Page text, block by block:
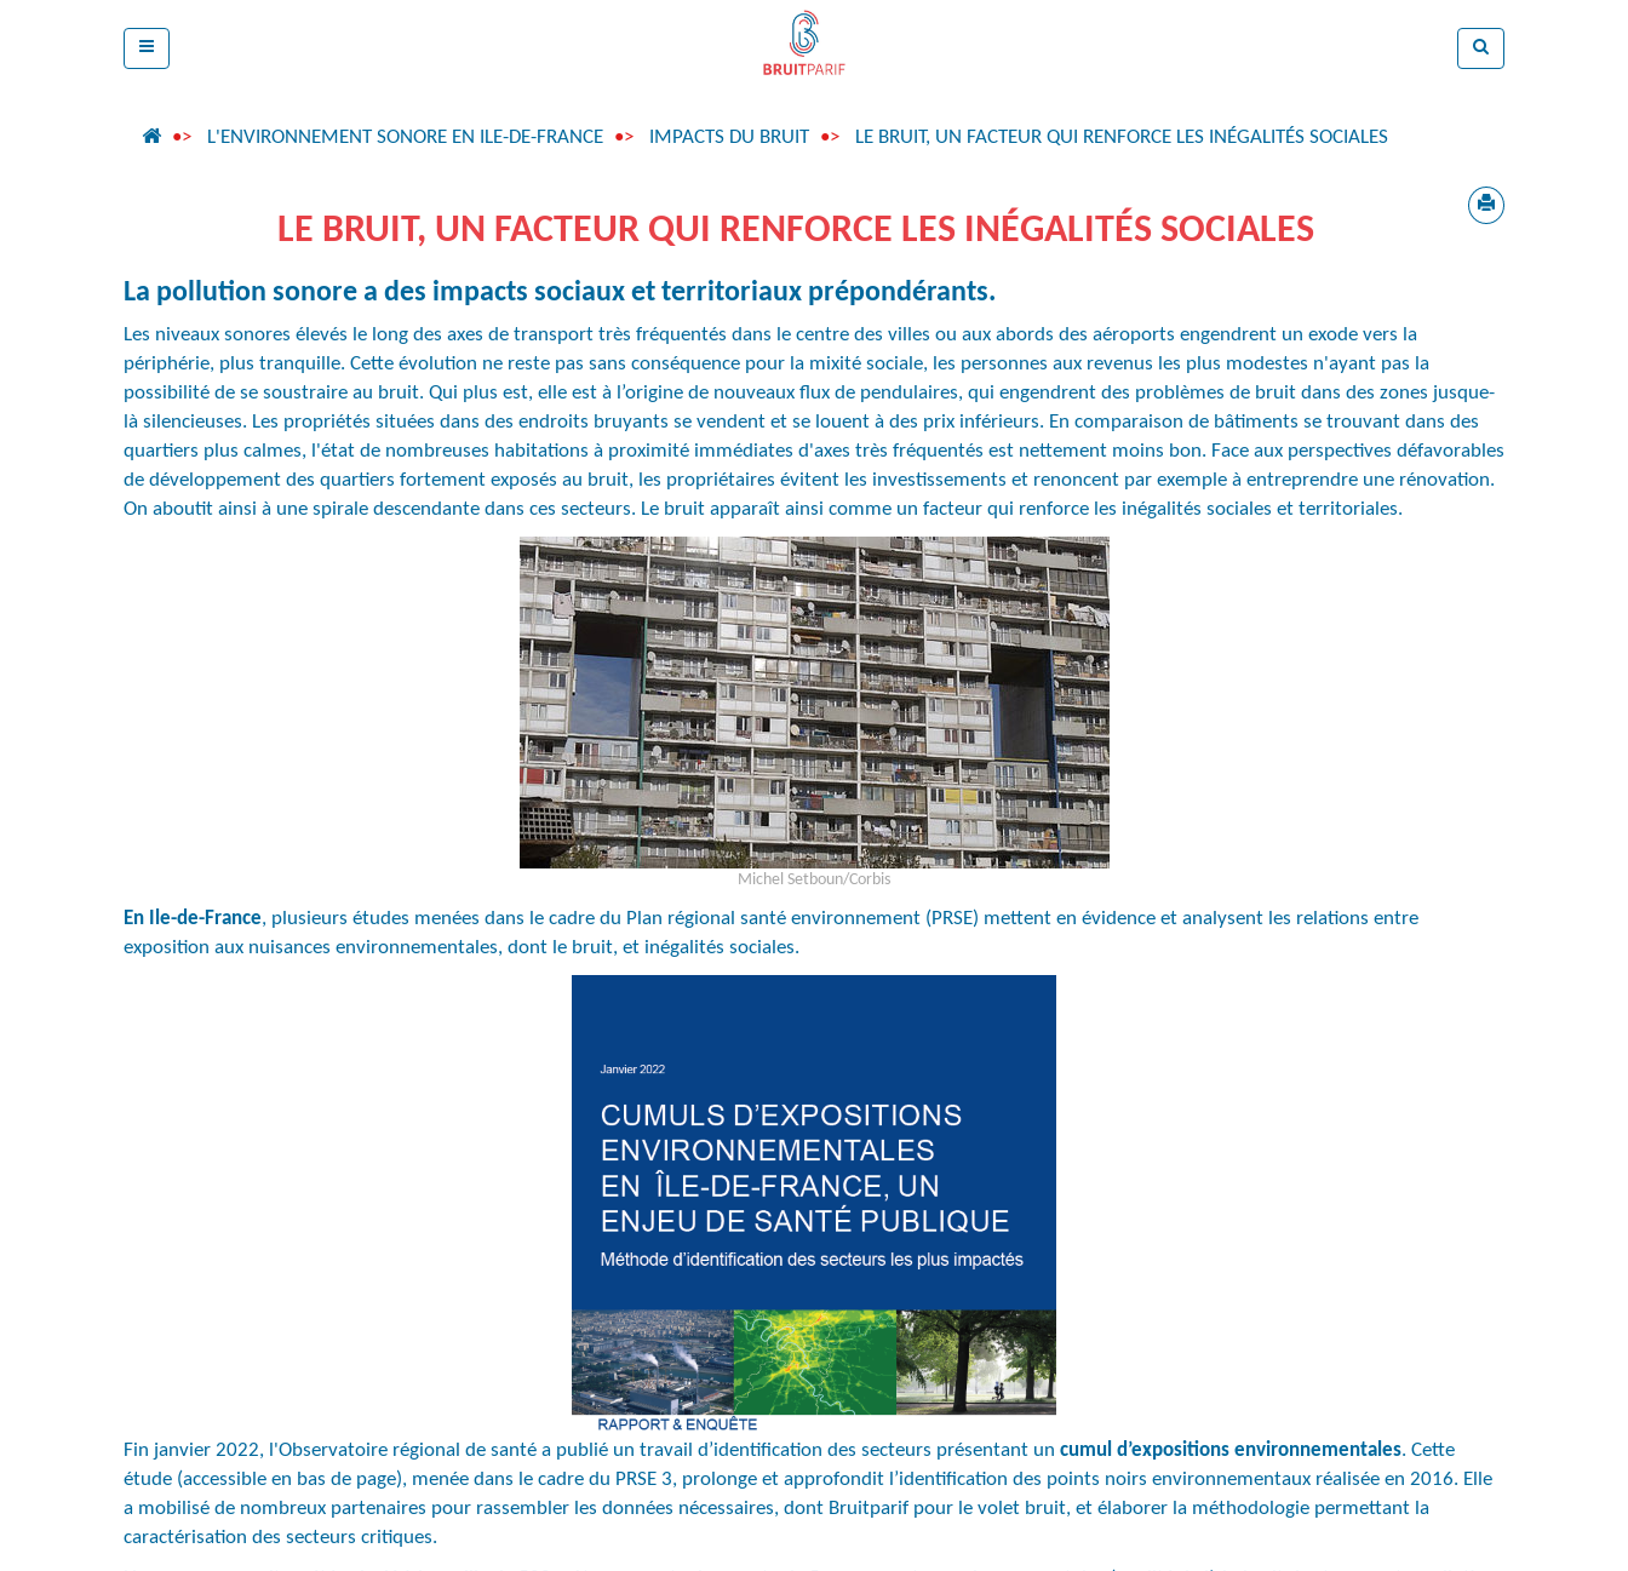
L'ENVIRONNEMENT SONORE EN ILE-DE-FRANCE IMPACTS DU BRUIT LE BRUIT, UN FACTEUR QUI RENFORCE LES INÉGALITÉS SOCIALES
LE BRUIT, UN FACTEUR QUI RENFORCE LES INÉGALITÉS SOCIALES
La pollution sonore a des impacts sociaux et territoriaux prépondérants.
Les niveaux sonores élevés le long des axes de transport très fréquentés dans le centre des villes ou aux abords des aéroports engendrent un exode vers la
périphérie, plus tranquille. Cette évolution ne reste pas sans conséquence pour la mixité sociale, les personnes aux revenus les plus modestes n'ayant pas la
possibilité de se soustraire au bruit. Qui plus est, elle est à l’origine de nouveaux flux de pendulaires, qui engendrent des problèmes de bruit dans des zones jusque-
là silencieuses. Les propriétés situées dans des endroits bruyants se vendent et se louent à des prix inférieurs. En comparaison de bâtiments se trouvant dans des
quartiers plus calmes, l'état de nombreuses habitations à proximité immédiates d'axes très fréquentés est nettement moins bon. Face aux perspectives défavorables
de développement des quartiers fortement exposés au bruit, les propriétaires évitent les investissements et renoncent par exemple à entreprendre une rénovation.
On aboutit ainsi à une spirale descendante dans ces secteurs. Le bruit apparaît ainsi comme un facteur qui renforce les inégalités sociales et territoriales.
Michel Setboun/Corbis
En Ile-de-France, plusieurs études menées dans le cadre du Plan régional santé environnement (PRSE) mettent en évidence et analysent les relations entre
exposition aux nuisances environnementales, dont le bruit, et inégalités sociales.
Fin janvier 2022, l'Observatoire régional de santé a publié un travail d’identification des secteurs présentant un cumul d’expositions environnementales. Cette
étude (accessible en bas de page), menée dans le cadre du PRSE 3, prolonge et approfondit l’identification des points noirs environnementaux réalisée en 2016. Elle
a mobilisé de nombreux partenaires pour rassembler les données nécessaires, dont Bruitparif pour le volet bruit, et élaborer la méthodologie permettant la
caractérisation des secteurs critiques.